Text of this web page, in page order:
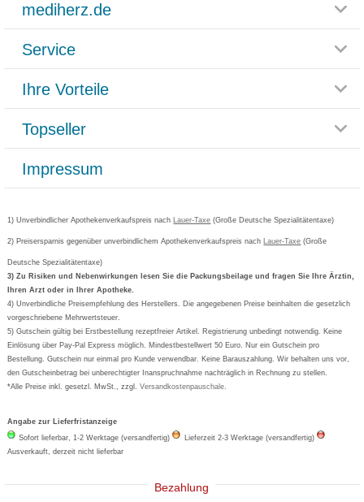
mediherz.de
Glossar
Häufig gestellte Fragen
Datenschutz
AGB
Cookie-Einstellungen
Vertrag widerrufen
Service
Rücksendemöglichkeit
Paketlieferstatus
Versandkosten
Bestellschein ausfüllen
Newsletteranmeldung
Ihre Vorteile
Rezeptlieferung
Bonusprogramm
Gutschein und Rabatte
Kundenbewertung
Topseller
Grippostad
Bepanthen
Formoline
Wick
Eucerin
Basica
Impressum
1) Unverbindlicher Apothekenverkaufspreis nach Lauer-Taxe (Große Deutsche Spezialitätentaxe)
2) Preisersparnis gegenüber unverbindlichem Apothekenverkaufspreis nach Lauer-Taxe (Große
Deutsche Spezialitätentaxe)
3) Zu Risiken und Nebenwirkungen lesen Sie die Packungsbeilage und fragen Sie Ihre Ärztin,
Ihren Arzt oder in Ihrer Apotheke.
4) Unverbindliche Preisempfehlung des Herstellers. Die angegebenen Preise beinhalten die gesetzlich
vorgeschriebene Mehrwertsteuer.
5) Gutschein gültig bei Erstbestellung rezeptfreier Artikel. Registrierung unbedingt notwendig. Keine
Einlösung über Pay-Pal Express möglich. Mindestbestellwert 50 Euro. Nur ein Gutschein pro
Bestellung. Gutschein nur einmal pro Kunde verwendbar. Keine Barauszahlung. Wir behalten uns vor,
den Gutscheinbetrag bei unberechtigter Inanspruchnahme nachträglich in Rechnung zu stellen.
*Alle Preise inkl. gesetzl. MwSt., zzgl.Versandkostenpauschale.
Angabe zur Lieferfristanzeige
Sofort lieferbar, 1-2 Werktage (versandfertig)
Lieferzeit 2-3 Werktage (versandfertig)
Ausverkauft, derzeit nicht lieferbar
Bezahlung